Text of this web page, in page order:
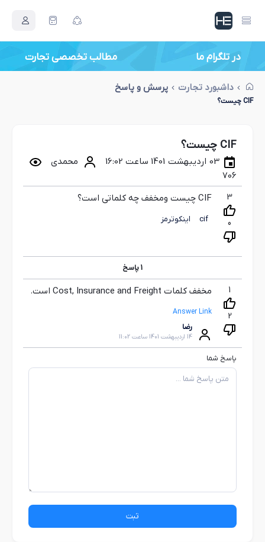
در تلگرام ما
داشبورد تجارت پرسش و پاسخ
CIF چیست؟
CIF چیست؟
03 اردیبهشت 1401 ساعت 16:02
محمدی
706
3
0
CIF چیست ومخفف چه کلماتی است؟
cif اینکوترمز
1پاسخ
1
2
مخفف کلمات Cost, Insurance and Freight است.
Answer Link
رضا
14 اردیبهشت 1401 ساعت 11:02
پاسخ شما
ثبت